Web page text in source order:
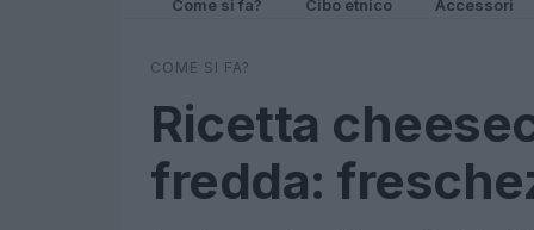
Come si fa? Cibo etnico Accessori
COME SI FA?
Ricetta
fredda: